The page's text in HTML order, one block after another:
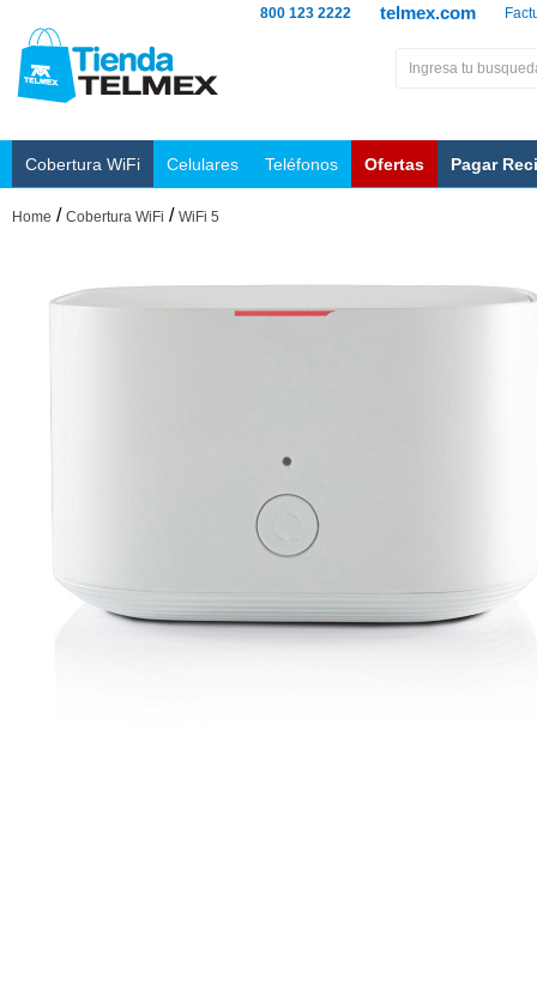
telmex.com
800 123 2222
Cobertura WiFi Celulares Teléfonos Ofertas Pagar
Home / Cobertura WiFi / WiFi 5